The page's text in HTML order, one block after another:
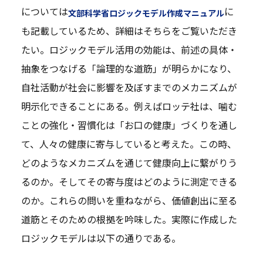
については文部科学省ロジックモデル作成マニュアルに
も記載しているため、詳細はそちらをご覧いただき
たい。ロジックモデル活用の効能は、前述の具体・
抽象をつなげる「論理的な道筋」が明らかになり、
自社活動が社会に影響を及ぼすまでのメカニズムが
明示化できることにある。例えばロッテ社は、噛む
ことの強化・習慣化は「お口の健康」づくりを通し
て、人々の健康に寄与していると考えた。この時、
どのようなメカニズムを通じて健康向上に繋がりう
るのか。そしてその寄与度はどのように測定できる
のか。これらの問いを重ねながら、価値創出に至る
道筋とそのための根拠を吟味した。実際に作成した
ロジックモデルは以下の通りである。